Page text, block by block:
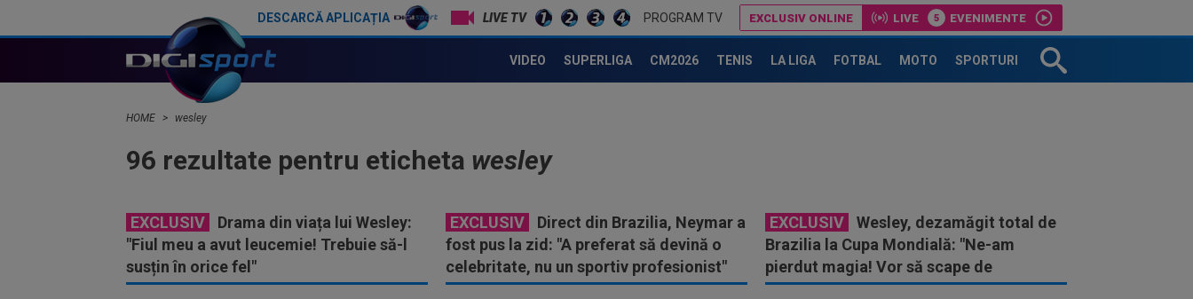
DESCARCĂ APLICAȚIA LIVE TV PROGRAM TV EXCLUSIV ONLINE LIVE EVENIMENTE
VIDEO SUPERLIGA CM2026 TENIS LA LIGA FOTBAL MOTO SPORTURI
HOME wesley
96 rezultate pentru eticheta wesley
EXCLUSIV
Drama din viața lui Wesley:
"Fiul meu a avut leucemie! Trebuie să-l
susțin în orice fel"
EXCLUSIV
Direct din Brazilia, Neymar a
fost pus la zid: "A preferat să devină o
celebritate, nu un sportiv profesionist"
EXCLUSIV
Wesley, dezamăgit total de
Brazilia la Cupa Mondială: "Ne-am
pierdut magia! Vor să scape de
Ancelotti"